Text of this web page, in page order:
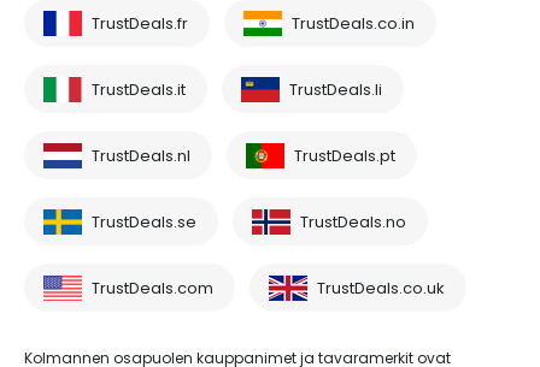
TrustDeals.fr TrustDeals.co.in
TrustDeals.it TrustDeals.li
TrustDeals.nl TrustDeals.pt
TrustDeals.se TrustDeals.no
TrustDeals.com TrustDeals.co.uk
Kolmannen osapuolen kauppanimet ja tavaramerkit ovat